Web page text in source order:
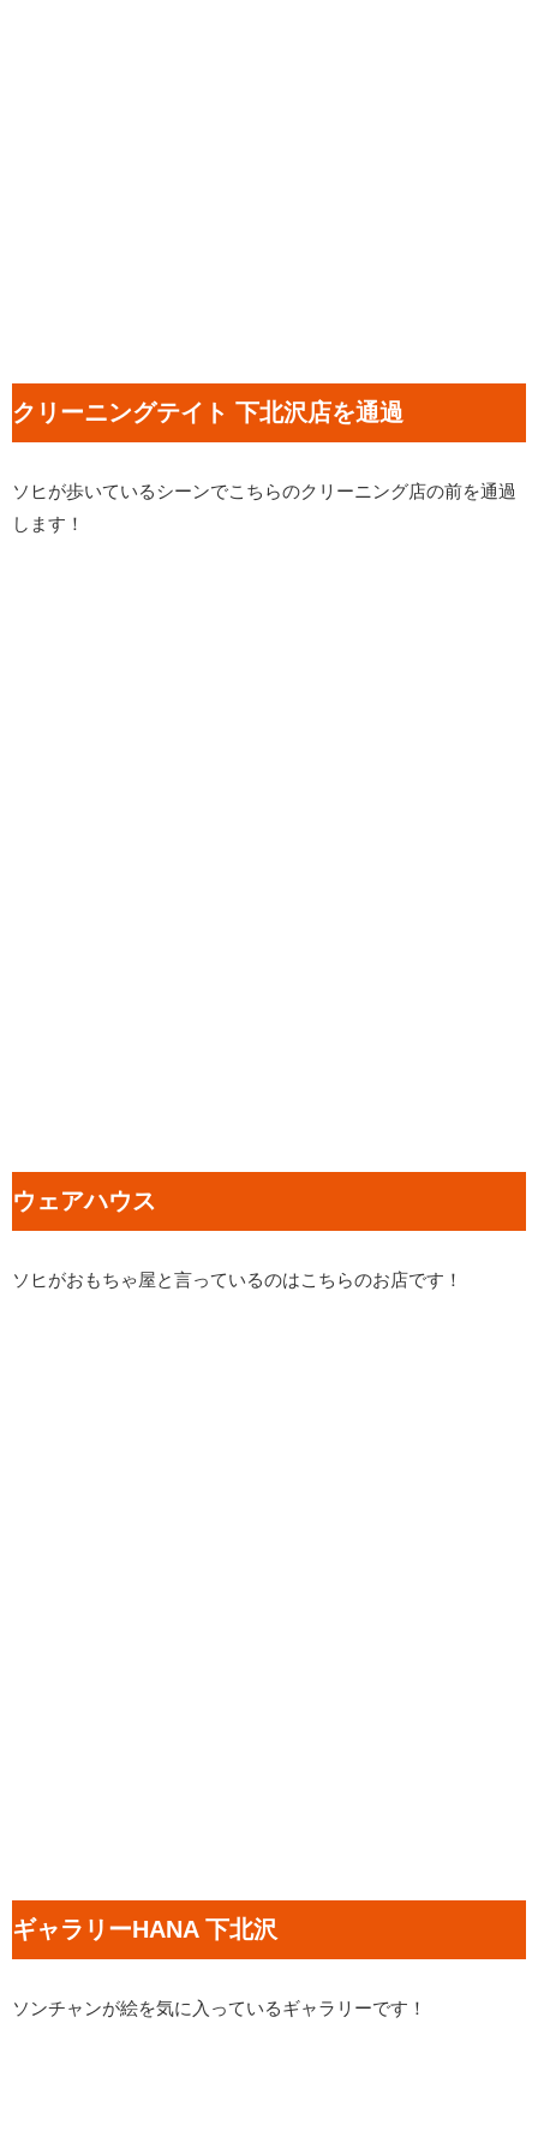
クリーニングテイト 下北沢店を通過
ソヒが歩いているシーンでこちらのクリーニング店の前を通過
します！
ウェアハウス
ソヒがおもちゃ屋と言っているのはこちらのお店です！
ギャラリーHANA 下北沢
ソンチャンが絵を気に入っているギャラリーです！